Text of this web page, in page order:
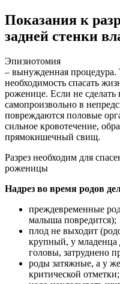
Показания к
задней стенки
Эпизиотомия
– вынужденная процедура.
необходимость спасать
роженице. Если не сделать
самопроизвольно в
повреждаются половые
сильное кровотечение,
прямокишечный свищ.
Разрез необходим для
роженицы
Надрез во время родов
преждевременные
малыша повредится);
плод не выходит
крупный, у младенца
головы, затруднено
роды затяжные, а у
критической отметки;